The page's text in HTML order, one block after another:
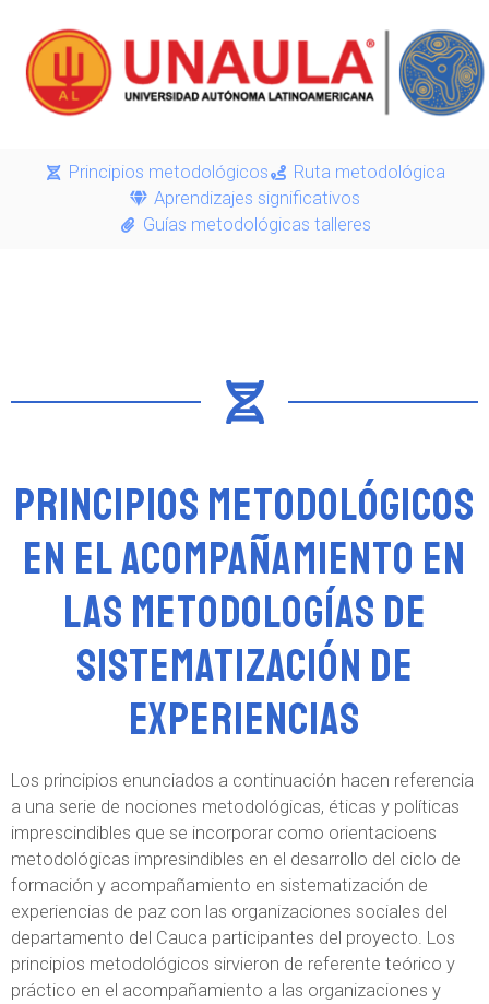
Principios metodológicos
Ruta metodológica
Aprendizajes significativos
Guías metodológicas talleres
Principios metodológicos
en el acompañamiento en
las metodologías de
sistematización de
experiencias
Los principios enunciados a continuación hacen referencia
a una serie de nociones metodológicas, éticas y políticas
imprescindibles que se incorporar como orientacioens
metodológicas impresindibles en el desarrollo del ciclo de
formación y acompañamiento en sistematización de
experiencias de paz con las organizaciones sociales del
departamento del Cauca participantes del proyecto. Los
principios metodológicos sirvieron de referente teórico y
práctico en el acompañamiento a las organizaciones y